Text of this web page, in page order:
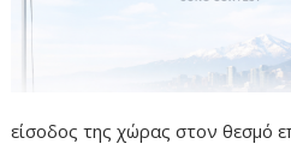
είσοδος της χώρας στον θεσμό